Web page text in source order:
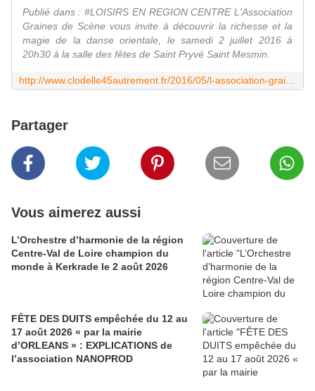
Publié dans : #LOISIRS EN REGION CENTRE L'Association
Graines de Scène vous invite à découvrir la richesse et la
magie de la danse orientale, le samedi 2 juillet 2016 à
20h30 à la salle des fêtes de Saint Pryvé Saint Mesmin.
Partager
Vous aimerez aussi
L’Orchestre d’harmonie de la région
Centre-Val de Loire champion du
monde à Kerkrade le 2 août 2026
FÊTE DES DUITS empêchée du 12 au
17 août 2026 « par la mairie
d’ORLEANS » : EXPLICATIONS de
l’association NANOPROD